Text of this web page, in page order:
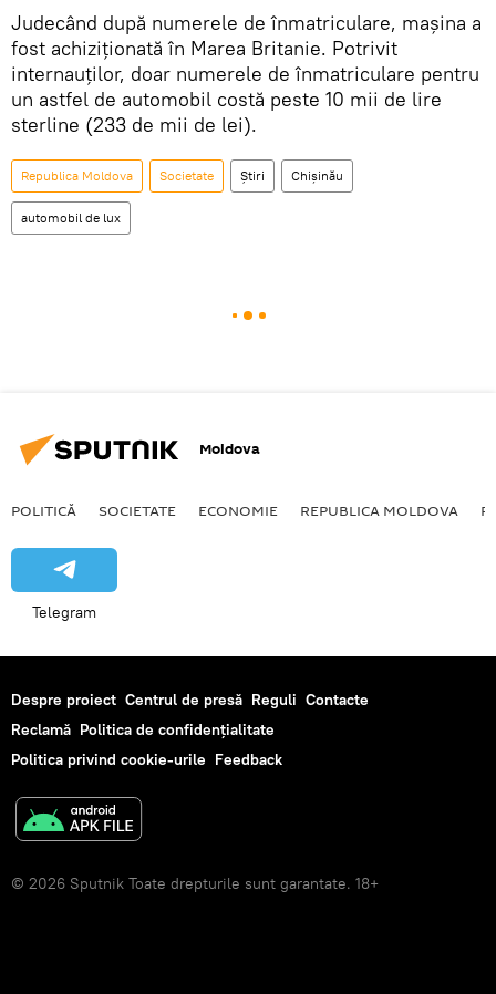
Judecând după numerele de înmatriculare, mașina a
fost achiziționată în Marea Britanie. Potrivit
internauților, doar numerele de înmatriculare pentru
un astfel de automobil costă peste 10 mii de lire
sterline (233 de mii de lei).
Republica Moldova Societate Știri Chișinău
automobil de lux
Moldova
POLITICĂ SOCIETATE ECONOMIE REPUBLICA MOLDOVA
Telegram
Despre proiect Centrul de presă Reguli Contacte
Reclamă Politica de confidențialitate
Politica privind cookie-urile Feedback
© 2026 Sputnik Toate drepturile sunt garantate. 18+